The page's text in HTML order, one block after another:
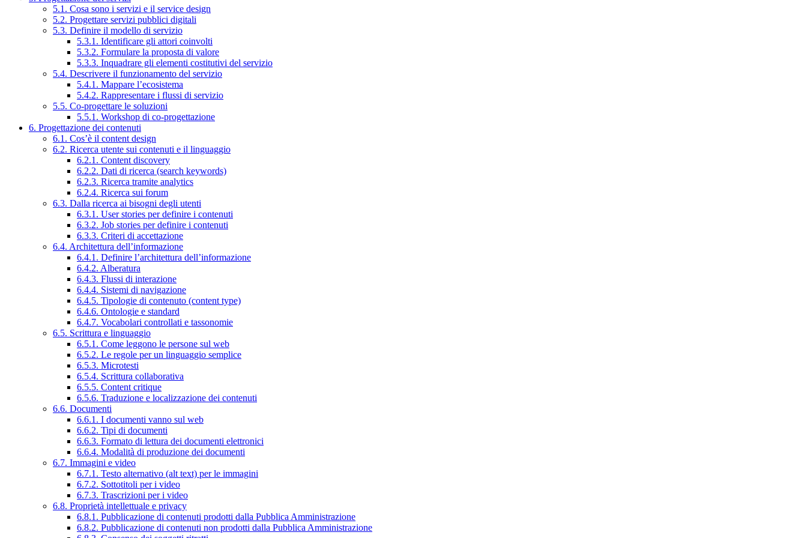
5.1. Cosa sono i servizi e il service design
5.2. Progettare servizi pubblici digitali
5.3. Definire il modello di servizio
5.3.1. Identificare gli attori coinvolti
5.3.2. Formulare la proposta di valore
5.3.3. Inquadrare gli elementi costitutivi del servizio
5.4. Descrivere il funzionamento del servizio
5.4.1. Mappare l’ecosistema
5.4.2. Rappresentare i flussi di servizio
5.5. Co-progettare le soluzioni
5.5.1. Workshop di co-progettazione
6. Progettazione dei contenuti
6.1. Cos’è il content design
6.2. Ricerca utente sui contenuti e il linguaggio
6.2.1. Content discovery
6.2.2. Dati di ricerca (search keywords)
6.2.3. Ricerca tramite analytics
6.2.4. Ricerca sui forum
6.3. Dalla ricerca ai bisogni degli utenti
6.3.1. User stories per definire i contenuti
6.3.2. Job stories per definire i contenuti
6.3.3. Criteri di accettazione
6.4. Architettura dell’informazione
6.4.1. Definire l’architettura dell’informazione
6.4.2. Alberatura
6.4.3. Flussi di interazione
6.4.4. Sistemi di navigazione
6.4.5. Tipologie di contenuto (content type)
6.4.6. Ontologie e standard
6.4.7. Vocabolari controllati e tassonomie
6.5. Scrittura e linguaggio
6.5.1. Come leggono le persone sul web
6.5.2. Le regole per un linguaggio semplice
6.5.3. Microtesti
6.5.4. Scrittura collaborativa
6.5.5. Content critique
6.5.6. Traduzione e localizzazione dei contenuti
6.6. Documenti
6.6.1. I documenti vanno sul web
6.6.2. Tipi di documenti
6.6.3. Formato di lettura dei documenti elettronici
6.6.4. Modalità di produzione dei documenti
6.7. Immagini e video
6.7.1. Testo alternativo (alt text) per le immagini
6.7.2. Sottotitoli per i video
6.7.3. Trascrizioni per i video
6.8. Proprietà intellettuale e privacy
6.8.1. Pubblicazione di contenuti prodotti dalla Pubblica Amministrazione
6.8.2. Pubblicazione di contenuti non prodotti dalla Pubblica Amministrazione